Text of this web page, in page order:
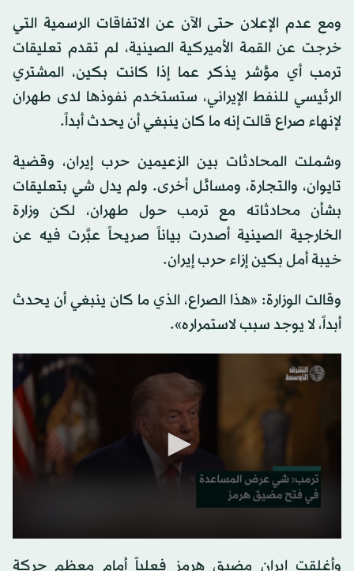
ومع عدم الإعلان حتى الآن عن الاتفاقات الرسمية التي
خرجت عن القمة الأميركية الصينية، لم تقدم تعليقات
ترمب أي مؤشر يذكر عما إذا كانت بكين، المشتري
الرئيسي للنفط الإيراني، ستستخدم نفوذها لدى طهران
لإنهاء صراع قالت إنه ما كان ينبغي أن يحدث أبداً.
وشملت المحادثات بين الزعيمين حرب إيران، وقضية
تايوان، والتجارة، ومسائل أخرى. ولم يدل شي بتعليقات
بشأن محادثاته مع ترمب حول طهران، لكن وزارة
الخارجية الصينية أصدرت بياناً صريحاً عبَّرت فيه عن
خيبة أمل بكين إزاء حرب إيران.
وقالت الوزارة: «هذا الصراع، الذي ما كان ينبغي أن يحدث
أبداً، لا يوجد سبب لاستمراره».
seconds
وأغلقت إيران مضيق هرمز فعلياً أمام معظم حركة